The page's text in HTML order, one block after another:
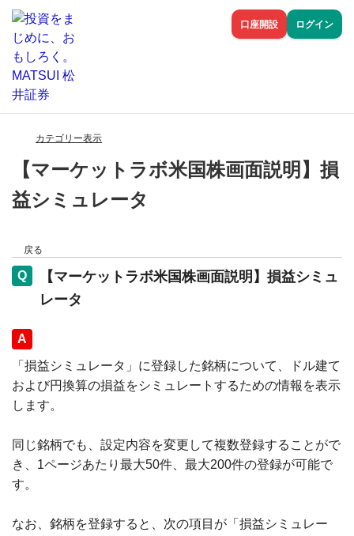
口座開設 ログイン
カテゴリー表示
【マーケットラボ米国株画面説明】損
益シミュレータ
戻る
【マーケットラボ米国株画面説明】損益シミュ
レータ
回答
「損益シミュレータ」に登録した銘柄について、ドル建て
および円換算の損益をシミュレートするための情報を表示
します。
同じ銘柄でも、設定内容を変更して複数登録することがで
き、1ページあたり最大50件、最大200件の登録が可能で
す。
なお、銘柄を登録すると、次の項目が「損益シミュレー